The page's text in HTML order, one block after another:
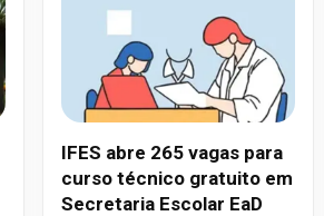
IFES abre 265 vagas para
curso técnico gratuito em
Secretaria Escolar EaD